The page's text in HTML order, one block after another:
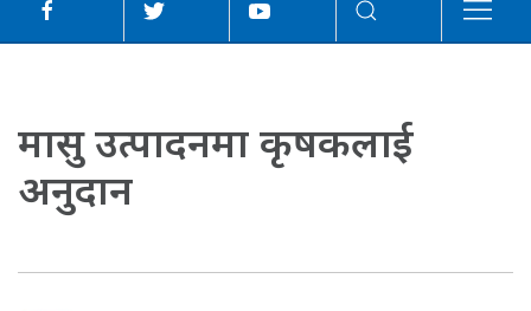
मासु उत्पादनमा कृषकलाई
अनुदान